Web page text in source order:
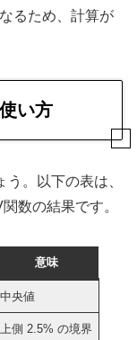
るため、計算が
い方
。以下の表は、
数の結果です。
意味
中央値
上側 2.5% の境界